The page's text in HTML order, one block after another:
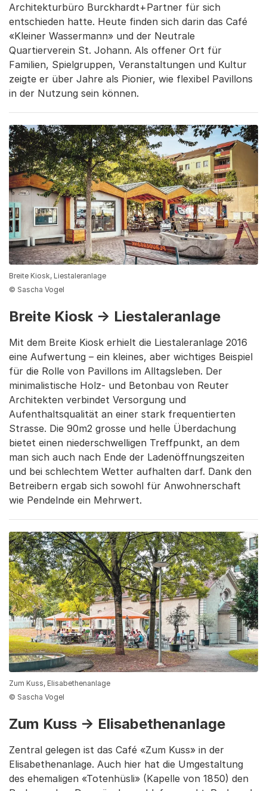
Architekturbüro Burckhardt+Partner für sich
entschieden hatte. Heute finden sich darin das Café
«Kleiner Wassermann» und der Neutrale
Quartierverein St. Johann. Als offener Ort für
Familien, Spielgruppen, Veranstaltungen und Kultur
zeigte er über Jahre als Pionier, wie flexibel Pavillons
in der Nutzung sein können.
Breite Kiosk, Liestaleranlage
© Sascha Vogel
Breite Kiosk → Liestaleranlage
Mit dem Breite Kiosk erhielt die Liestaleranlage 2016
eine Aufwertung – ein kleines, aber wichtiges Beispiel
für die Rolle von Pavillons im Alltagsleben. Der
minimalistische Holz- und Betonbau von Reuter
Architekten verbindet Versorgung und
Aufenthaltsqualität an einer stark frequentierten
Strasse. Die 90m2 grosse und helle Überdachung
bietet einen niederschwelligen Treffpunkt, an dem
man sich auch nach Ende der Ladenöffnungszeiten
und bei schlechtem Wetter aufhalten darf. Dank den
Betreibern ergab sich sowohl für Anwohnerschaft
wie Pendelnde ein Mehrwert.
Zum Kuss, Elisabethenanlage
© Sascha Vogel
Zum Kuss → Elisabethenanlage
Zentral gelegen ist das Café «Zum Kuss» in der
Elisabethenanlage. Auch hier hat die Umgestaltung
des ehemaligen «Totenhüsli» (Kapelle von 1850) den